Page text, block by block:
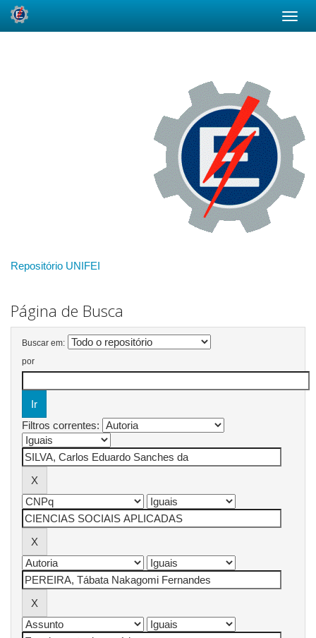
Repositório UNIFEI
Página de Busca
Buscar em:
por
Filtros correntes: